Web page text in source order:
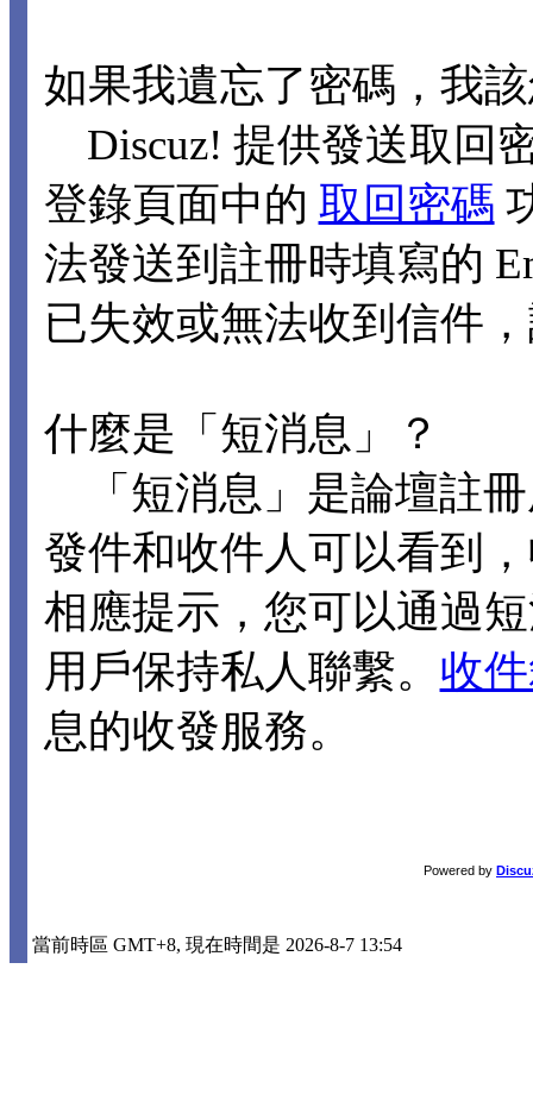
如果我遺忘了密碼，我
Discuz! 提供發送取回
登錄頁面中的 取回密碼
法發送到註冊時填寫的
已失效或無法收到信件
什麼是「短消息」？
「短消息」是論壇註
發件和收件人可以看到
相應提示，您可以通過
用戶保持私人聯繫。 收
息的收發服務。
Powered by
當前時區 GMT+8, 現在時間是 2026-8-7 13:54